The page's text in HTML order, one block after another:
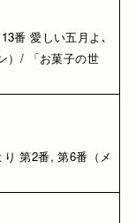
番 愛しい五月よ､
）/ 「お菓子の世
第2番, 第6番（メ